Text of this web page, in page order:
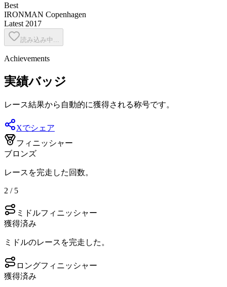
Best
IRONMAN Copenhagen
Latest 2017
読み込み中...
Achievements
実績バッジ
レース結果から自動的に獲得される称号です。
Xでシェア
フィニッシャー
ブロンズ
レースを完走した回数。
2 / 5
ミドルフィニッシャー
獲得済み
ミドルのレースを完走した。
ロングフィニッシャー
獲得済み